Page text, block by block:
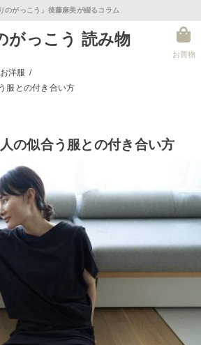
がっこう」後藤麻美が綴るコラム
がっこう 読み物
お買物
お洋服
服との付き合い方
の似合う服との付き合い方